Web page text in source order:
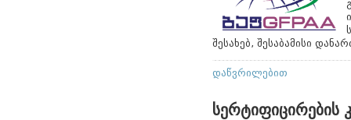
შესახებ, შესაბამისი
დაწვრილებით
სერტიფიცირების